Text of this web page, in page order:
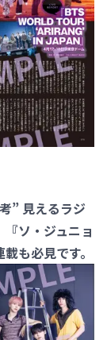
” 見えるラジ
ソ・ジュニョ
も必見です。